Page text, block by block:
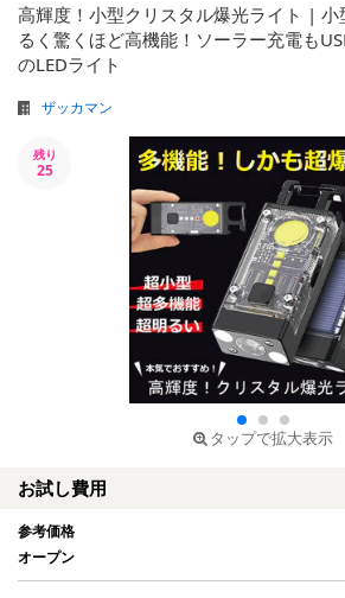
高輝度！小型クリスタル爆光ライト | 小
るく驚くほど高機能！ソーラー充電も
のLEDライト
ザッカマン
残り
25
タップで拡大表示
お試し費用
参考価格
オープン